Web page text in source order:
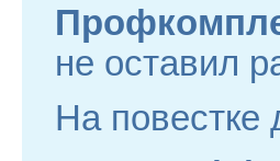
не оставил
На повестке